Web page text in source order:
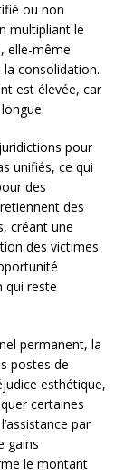
ou non
multipliant le
elle-même
consolidation.
est élevée, car
pour
unifiés, ce qui
des
des
créant une
des victimes.
qui reste
permanent, la
postes de
esthétique,
certaines
par
gains
le montant